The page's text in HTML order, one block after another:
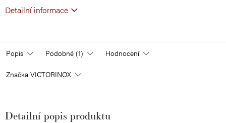
Detailní informace
Popis Podobné (1) Hodnocení
Značka VICTORINOX
Detailní popis produktu